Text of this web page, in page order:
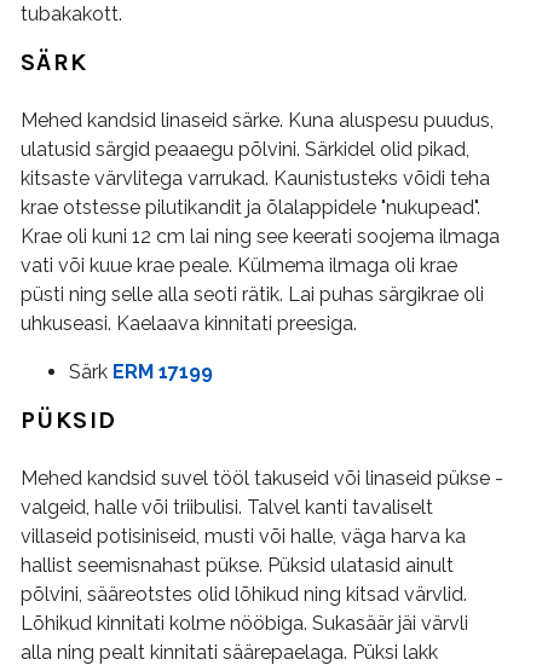
tubakakott.
SÄRK
Mehed kandsid linaseid särke. Kuna aluspesu puudus,
ulatusid särgid peaaegu põlvini. Särkidel olid pikad,
kitsaste värvlitega varrukad. Kaunistusteks võidi teha
krae otstesse pilutikandit ja õlalappidele "nukupead".
Krae oli kuni 12 cm lai ning see keerati soojema ilmaga
vati või kuue krae peale. Külmema ilmaga oli krae
püsti ning selle alla seoti rätik. Lai puhas särgikrae oli
uhkuseasi. Kaelaava kinnitati preesiga.
Särk ERM 17199
PÜKSID
Mehed kandsid suvel tööl takuseid või linaseid pükse -
valgeid, halle või triibulisi. Talvel kanti tavaliselt
villaseid potisiniseid, musti või halle, väga harva ka
hallist seemisnahast pükse. Püksid ulatasid ainult
põlvini, sääreotstes olid lõhikud ning kitsad värvlid.
Lõhikud kinnitati kolme nööbiga. Sukasäär jäi värvli
alla ning pealt kinnitati säärepaelaga. Püksi lakk